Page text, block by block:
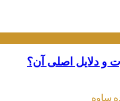
دلایل اصلی آن؟
ساوه